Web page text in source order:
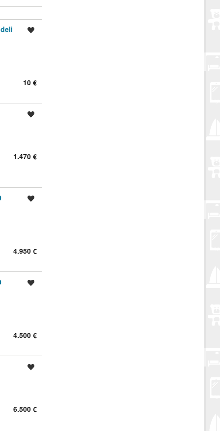
10 €
1.470 €
4.950 €
4.500 €
6.500 €